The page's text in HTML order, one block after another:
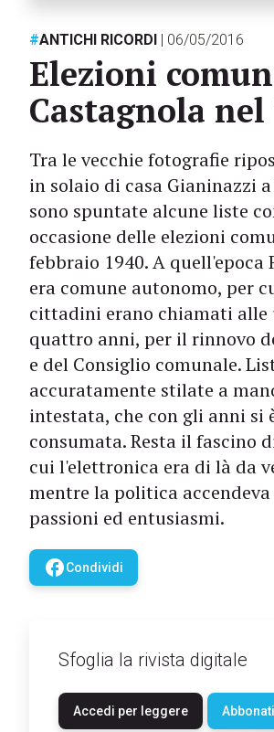
#ANTICHI RICORDI | 06/05/2016
Elezioni
Castagnola nel
Tra le vecchie fotografie
in solaio di casa Gianinazzi
sono spuntate alcune liste
occasione delle elezioni
febbraio 1940. A quell'epoca
era comune autonomo, per
cittadini erano chiamati alle
quattro anni, per il rinnovo
e del Consiglio comunale.
accuratamente stilate a
intestata, che con gli anni si
consumata. Resta il fascino
cui l'elettronica era di là da
mentre la politica
passioni ed entusiasmi.
facebookCondividi
Sfoglia la rivista digitale
Accedi per leggere Abbonati